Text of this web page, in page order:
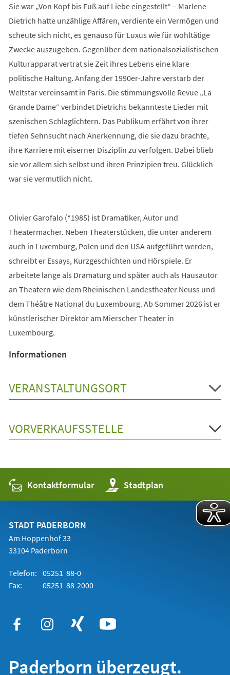
Sie war „Von Kopf bis Fuß auf Liebe eingestellt“ – Marlene
Dietrich hatte unzählige Affären, verdiente ein Vermögen und
scheute sich nicht, es genauso für Luxus wie für wohltätige
Zwecke auszugeben. Gegenüber dem nationalsozialistischen
Kulturapparat vertrat sie Zeit ihres Lebens eine klare
politische Haltung. Anfang der 1990er-Jahre verstarb der
Weltstar vereinsamt in Paris. Die stimmungsvolle Revue „La
Grande Dame“ verbindet Dietrichs bekannteste Lieder mit
szenischen Schlaglichtern. Das Publikum erfährt von ihrer
tiefen Sehnsucht nach Anerkennung, die sie dazu brachte,
ihre Karriere mit eiserner Disziplin zu verfolgen. Dabei blieb
sie vor allem sich selbst und ihren Prinzipien treu. Glücklich
war sie vermutlich nicht.
Olivier Garofalo (*1985) ist Dramatiker, Autor und
Theatermacher. Neben Theaterstücken, die unter anderem
auch in Luxemburg, Polen und den USA aufgeführt werden,
schreibt er Essays, Kurzgeschichten und Hörspiele. Er
arbeitete lange als Dramaturg und später auch als Hausautor
an Theatern wie dem Rheinischen Landestheater Neuss und
dem Théâtre National du Luxembourg. Ab Sommer 2026 ist er
künstlerischer Direktor am Mierscher Theater in
Luxembourg.
Informationen
VERANSTALTUNGSORT
VORVERKAUFSSTELLE
Kontaktformular Stadtplan
(Öffnet
in
einem
STADT PADERBORN
Am Hoppenhof 33
33104 Paderborn
Telefon: 05251 88-0
Fax:
05251 88-2000
Paderborn überzeugt.